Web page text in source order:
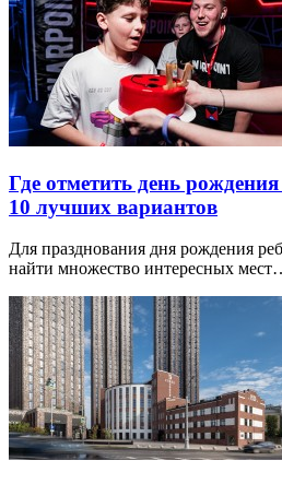
Где отметить день
10 лучших вариантов
Для празднования дня рождения
найти множество интересных